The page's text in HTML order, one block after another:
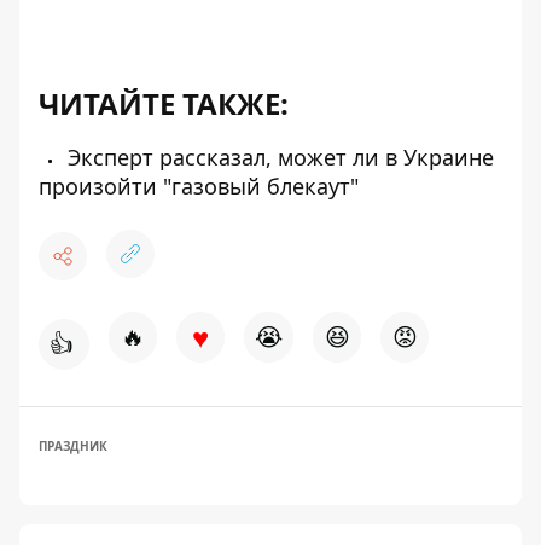
ЧИТАЙТЕ ТАКЖЕ:
Эксперт рассказал, может ли в Украине
произойти "газовый блекаут"
👍 🔥 ♥ 😭 😆 😡
ПРАЗДНИК